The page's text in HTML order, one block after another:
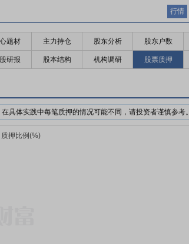
行情
题材 主力持仓 股东分析 股东户数
研报 股本结构 机构调研 股票质押
具体实践中每笔质押的情况可能不同，请投资者谨慎参考。
设置预警价格与强制平仓价格。